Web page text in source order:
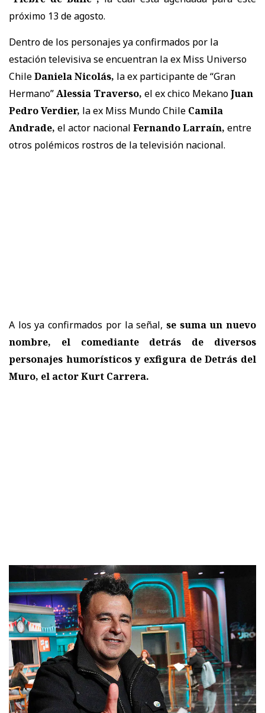
próximo 13 de agosto.
Dentro de los personajes ya confirmados por la
estación televisiva se encuentran la ex Miss Universo
ChileDaniela Nicolás, la ex participante de “Gran
Hermano”Alessia Traverso, el ex chico MekanoJuan
Pedro Verdier, la ex Miss Mundo Chile Camila
Andrade, el actor nacional Fernando Larraín, entre
otros polémicos rostros de la televisión nacional.
A los ya confirmados por la señal, se suma un nuevo
nombre, el comediante detrás de diversos
personajes humorísticos y exfigura de Detrás del
Muro, el actor Kurt Carrera.